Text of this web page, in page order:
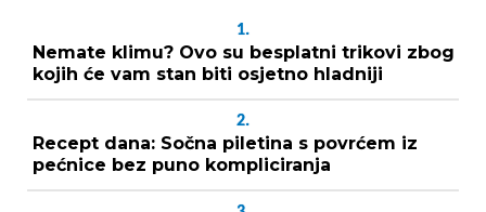
1.
Nemate klimu? Ovo su besplatni trikovi zbog
kojih će vam stan biti osjetno hladniji
2.
Recept dana: Sočna piletina s povrćem iz
pećnice bez puno kompliciranja